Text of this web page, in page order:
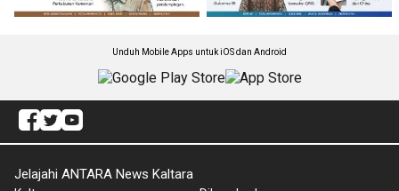
Unduh Mobile Apps untuk iOS dan Android
Jelajahi ANTARA News Kaltara